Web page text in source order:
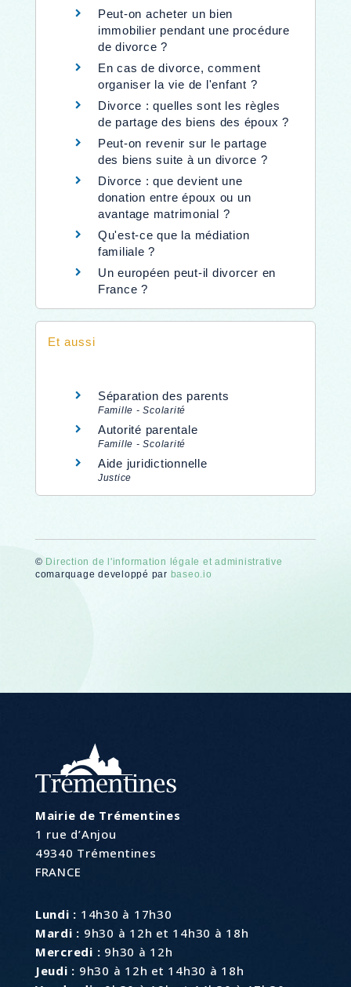
Peut-on acheter un bien
immobilier pendant une procédure
de divorce ?
En cas de divorce, comment
organiser la vie de l'enfant ?
Divorce : quelles sont les règles
de partage des biens des époux ?
Peut-on revenir sur le partage
des biens suite à un divorce ?
Divorce : que devient une
donation entre époux ou un
avantage matrimonial ?
Qu'est-ce que la médiation
familiale ?
Un européen peut-il divorcer en
France ?
Et aussi
Séparation des parents
Famille - Scolarité
Autorité parentale
Famille - Scolarité
Aide juridictionnelle
Justice
© Direction de l'information légale et administrative
comarquage developpé par baseo.io
Mairie de Trémentines
1 rue d’Anjou
49340 Trémentines
FRANCE
Lundi : 14h30 à 17h30
Mardi : 9h30 à 12h et 14h30 à 18h
Mercredi : 9h30 à 12h
Jeudi : 9h30 à 12h et 14h30 à 18h